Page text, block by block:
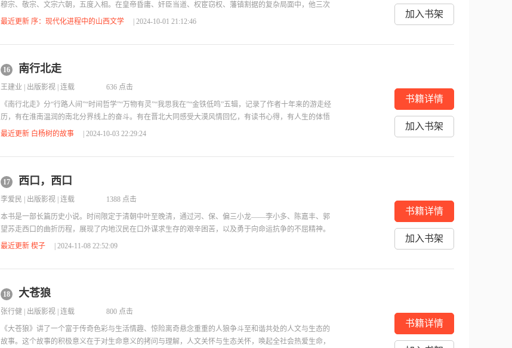
穆宗、敬宗、文宗六朝，五度入相。在皇帝昏庸、奸臣当道、权宦窃权、藩镇割据的复杂局面中，他三次
被排挤出权力中心，曾遭遇谋刺受伤，两度战场虎口脱险，多次遭诬陷而被皇帝猜忌。但他愈摧愈坚，百
了河北三镇割据势力，使安史之乱后，濒临灭亡的大唐王朝起死回生，实现复兴，成为一代“中兴名臣”。
最近更新 序：现代化进程中的山西文学 | 2024-10-01 21:12:46
加入书架
16 南行北走
王建业 出版影视 | 连载 636 点击
《南行北走》分“行路人间”“时间哲学”“万物有灵”“我思我在”“金铁低鸣”五辑，记录了作者十年来的游走经
历，有在淮南温润的南北分界线上的奋斗。有在晋北大同感受大漠风情回忆，有读书心得，有人生的体悟
和哲思，更有对中国传统文化的追寻和思索。在行走天下的生活中，他总能够攫取到深厚的文化作为自己
扇面小品一样，呈现出来，带给读者历久弥新的徐徐清风。
最近更新 白杨树的故事 | 2024-10-03 22:29:24
书籍详情
加入书架
17 西口，西口
李爱民 出版影视 | 连载 1388 点击
本书是一部长篇历史小说。时间限定于清朝中叶至晚清，通过河、保、偏三小龙——李小多、陈嘉丰、郭
望苏走西口的曲折历程，展现了内地汉民在口外谋求生存的艰辛困苦，以及勇于向命运抗争的不屈精神。
同时通过汉族人民和蒙古族人民的杂居相处、团结交流，彼此间的游牧文化与农耕文化相互渗透、融合，
现了走西口这一重大历史事件，是国内第一部内容完整的走西口题材的文学作品。
最近更新 楔子 | 2024-11-08 22:52:09
书籍详情
加入书架
18 大苍狼
张行健 出版影视 | 连载 800 点击
《大苍狼》讲了一个富于传奇色彩与生活情趣、惊险离奇悬念重重的人狼争斗至和谐共处的人文与生态的
故事。这个故事的积极意义在于对生命意义的拷问与理解，人文关怀与生态关怀，唤起全社会热爱生命，
书籍详情